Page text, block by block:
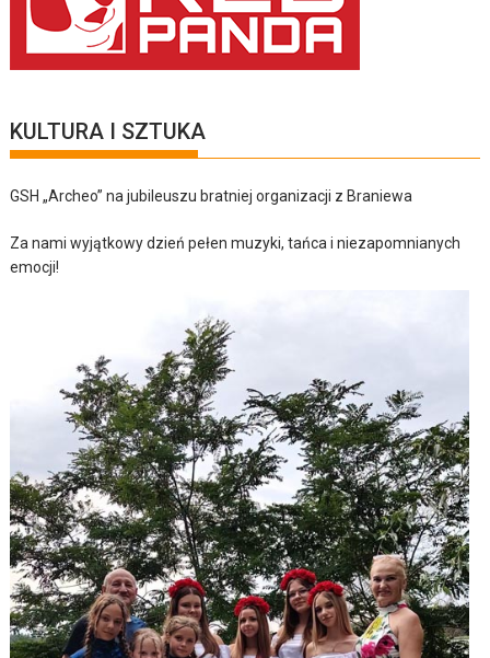
KULTURA I SZTUKA
GSH „Archeo” na jubileuszu bratniej organizacji z Braniewa
Za nami wyjątkowy dzień pełen muzyki, tańca i niezapomnianych
emocji!